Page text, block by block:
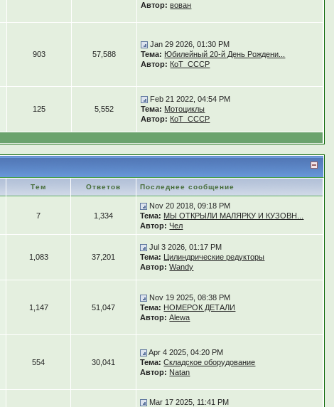
Автор: вован
903 57,588
Jan 29 2026, 01:30 PM
Тема: Юбилейный 20-й День Рождени...
Автор: КоТ_СССР
125 5,552
Feb 21 2022, 04:54 PM
Тема: Мотоциклы
Автор: КоТ_СССР
Тем Ответов Последнее сообщение
7 1,334
Nov 20 2018, 09:18 PM
Тема: МЫ ОТКРЫЛИ МАЛЯРКУ И КУЗОВН...
Автор: Чел
1,083 37,201
Jul 3 2026, 01:17 PM
Тема: Цилиндрические редукторы
Автор: Wandy
1,147 51,047
Nov 19 2025, 08:38 PM
Тема: НОМЕРОК ДЕТАЛИ
Автор: Alewa
554 30,041
Apr 4 2025, 04:20 PM
Тема: Складское оборудование
Автор: Natan
Mar 17 2025, 11:41 PM